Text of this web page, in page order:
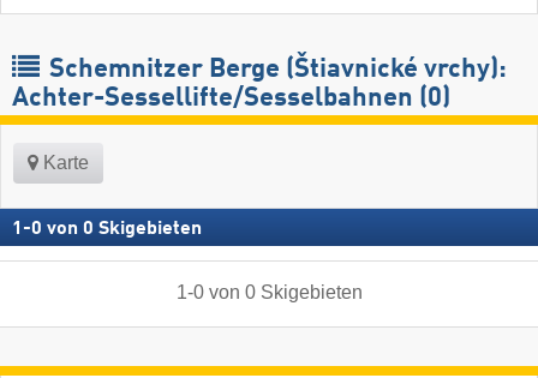
Schemnitzer Berge (Štiavnické vrchy):
Achter-Sessellifte/Sesselbahnen (0)
Karte
1 -0 von 0 Skigebieten
1-0von 0 Skigebieten